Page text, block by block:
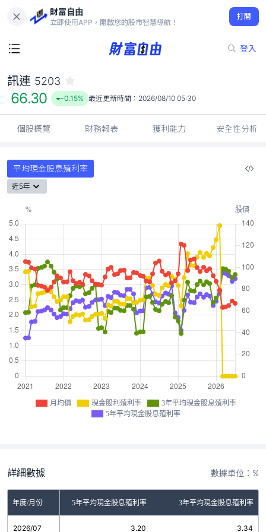
財富自由
立即使用APP，開啟您的股市智慧導航！
打開
登入
66.30
-0.15%
訊連 5203
66.30 -0.15% 最近更新時間： 2026/08/10 05:30
個股概覽 財務報表 獲利能力 安全性分析
平均現金股息殖利率
近5年
月均價 現金股利殖利率
3年平均現金股息殖利率
5年平均現金股息殖利率
詳細數據 數據單位：%
年度/月份
股利殖利率 5年平均現金股息殖利率 3年平均現金股息殖利率
2026/07
0.00 3.20 3.34